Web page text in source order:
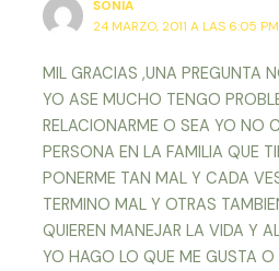
SONIA
24 MARZO, 2011 A LAS 6:05 PM
MIL GRACIAS ,UNA PREGUNTA
YO ASE MUCHO TENGO
RELACIONARME O SEA YO NO
PERSONA EN LA FAMILIA QUE
PONERME TAN MAL Y CADA
TERMINO MAL Y OTRAS
QUIEREN MANEJAR LA VIDA Y
YO HAGO LO QUE ME GUSTA O